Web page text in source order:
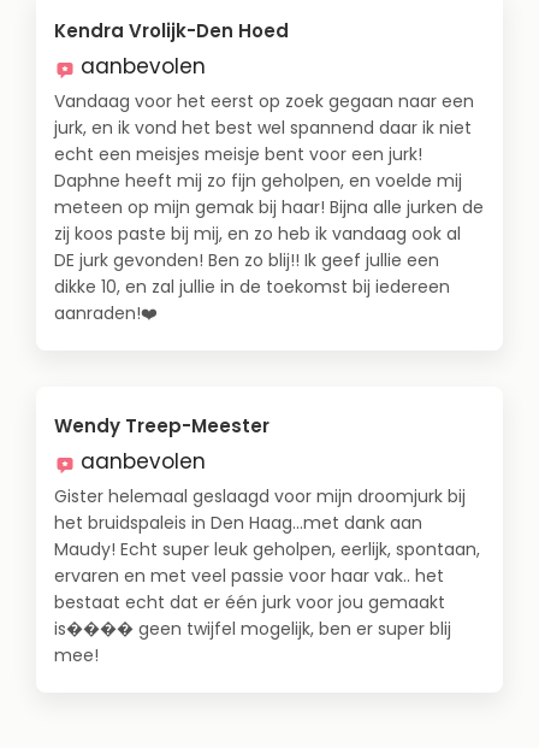
Kendra Vrolijk-Den Hoed
aanbevolen
Vandaag voor het eerst op zoek gegaan naar een
jurk, en ik vond het best wel spannend daar ik niet
echt een meisjes meisje bent voor een jurk!
Daphne heeft mij zo fijn geholpen, en voelde mij
meteen op mijn gemak bij haar! Bijna alle jurken de
zij koos paste bij mij, en zo heb ik vandaag ook al
DE jurk gevonden! Ben zo blij!! Ik geef jullie een
dikke 10, en zal jullie in de toekomst bij iedereen
aanraden!❤️
Wendy Treep-Meester
aanbevolen
Gister helemaal geslaagd voor mijn droomjurk bij
het bruidspaleis in Den Haag...met dank aan
Maudy! Echt super leuk geholpen, eerlijk, spontaan,
ervaren en met veel passie voor haar vak.. het
bestaat echt dat er één jurk voor jou gemaakt
is���� geen twijfel mogelijk, ben er super blij
mee!